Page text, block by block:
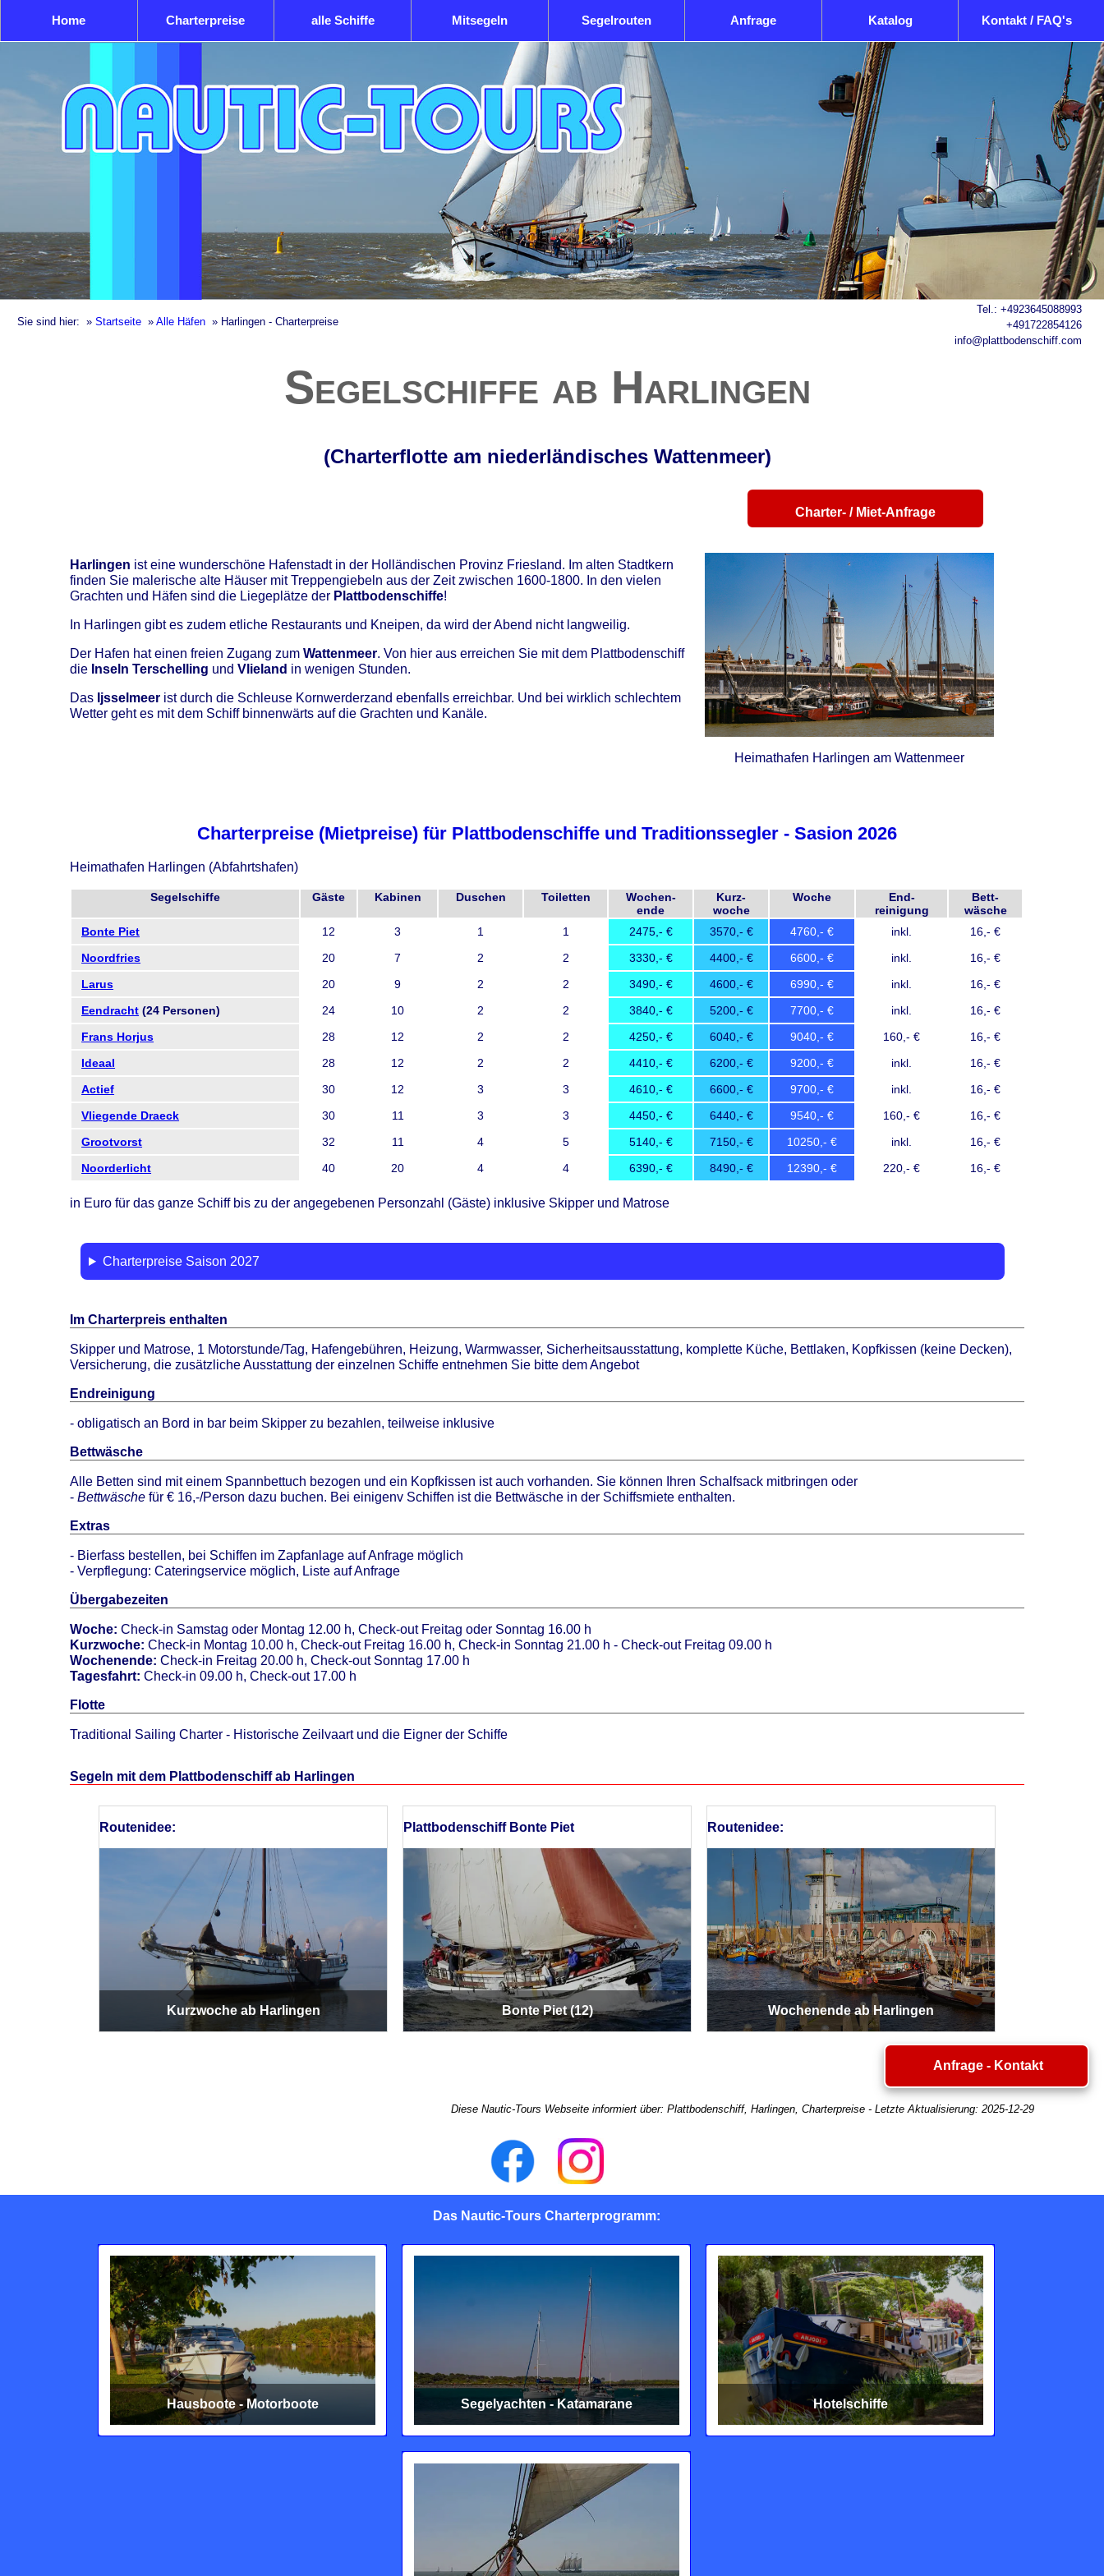
Home Charterpreise alle Schiffe Mitsegeln Segelrouten Anfrage Katalog Kontakt / FAQ's
Sie sind hier: » Startseite » Alle Häfen » Harlingen - Charterpreise
Tel.: +4923645088993
+491722854126
info@plattbodenschiff.com
Segelschiffe ab Harlingen
(Charterflotte am niederländisches Wattenmeer)
Charter- / Miet-Anfrage
Harlingen ist eine wunderschöne Hafenstadt in der Holländischen Provinz Friesland. Im alten Stadtkern
finden Sie malerische alte Häuser mit Treppengiebeln aus der Zeit zwischen 1600-1800. In den vielen
Grachten und Häfen sind die Liegeplätze der Plattbodenschiffe!
In Harlingen gibt es zudem etliche Restaurants und Kneipen, da wird der Abend nicht langweilig.
Der Hafen hat einen freien Zugang zumWattenmeer. Von hier aus erreichen Sie mit dem Plattbodenschiff
die Inseln Terschelling undVlieland in wenigen Stunden.
Das Ijsselmeer ist durch die Schleuse Kornwerderzand ebenfalls erreichbar. Und bei wirklich schlechtem
Wetter geht es mit dem Schiff binnenwärts auf die Grachten und Kanäle.
Heimathafen Harlingen am Wattenmeer
Charterpreise (Mietpreise) für Plattbodenschiffe und Traditionssegler - Sasion 2026
Heimathafen Harlingen (Abfahrtshafen)
Segelschiffe Gäste Kabinen Duschen Toiletten
Wochen-
ende
Kurz-
woche
Woche
End-
reinigung
Bett-
wäsche
Bonte Piet
12 3 1 1 2475 3570 4760 inkl.
16
Noordfries
20 7 2 2 3330 4400 6600 inkl.
16
Larus
20 9 2 2 3490 4600 6990 inkl.
16
Eendracht (24 Personen) 24 10 2 2 3840 5200 7700 inkl.
16
Frans Horjus
28 12 2 2 4250 6040 9040 160
16
Ideaal
28 12 2 2 4410 6200 9200 inkl.
16
Actief
30 12 3 3 4610 6600 9700 inkl.
16
Vliegende Draeck
30 11 3 3 4450 6440 9540 160
16
Grootvorst
32 11 4 5 5140 7150 10250 inkl.
16
Noorderlicht
40 20 4 4 6390 8490 12390 220 16
in Euro für das ganze Schiff bis zu der angegebenen Personzahl (Gäste) inklusive Skipper und Matrose
Charterpreise Saison 2027
Im Charterpreis enthalten
Skipper und Matrose, 1 Motorstunde/Tag, Hafengebühren, Heizung, Warmwasser, Sicherheitsausstattung, komplette Küche, Bettlaken, Kopfkissen (keine Decken),
Versicherung, die zusätzliche Ausstattung der einzelnen Schiffe entnehmen Sie bitte dem Angebot
Endreinigung
- obligatisch an Bord in bar beim Skipper zu bezahlen, teilweise inklusive
Bettwäsche
Alle Betten sind mit einem Spannbettuch bezogen und ein Kopfkissen ist auch vorhanden. Sie können Ihren Schalfsack mitbringen oder
-Bettwäsche für € 16,-/Person dazu buchen. Bei einigenv Schiffen ist die Bettwäsche in der Schiffsmiete enthalten.
Extras
- Bierfass bestellen, bei Schiffen im Zapfanlage auf Anfrage möglich
- Verpflegung: Cateringservice möglich, Liste auf Anfrage
Übergabezeiten
Woche: Check-in Samstag oder Montag 12.00 h, Check-out Freitag oder Sonntag 16.00 h
Kurzwoche: Check-in Montag 10.00 h, Check-out Freitag 16.00 h, Check-in Sonntag 21.00 h - Check-out Freitag 09.00 h
Wochenende: Check-in Freitag 20.00 h, Check-out Sonntag 17.00 h
Tagesfahrt: Check-in 09.00 h, Check-out 17.00 h
Flotte
Traditional Sailing Charter - Historische Zeilvaart und die Eigner der Schiffe
Segeln mit dem Plattbodenschiff ab Harlingen
Routenidee:
Kurzwoche ab Harlingen
Plattbodenschiff Bonte Piet
Bonte Piet (12)
Routenidee:
Wochenende ab Harlingen
Anfrage - Kontakt
Diese Nautic-Tours Webseite informiert über: Plattbodenschiff, Harlingen, Charterpreise- Letzte Aktualisierung: 2025-12-29
Das Nautic-Tours Charterprogramm:
Hausboote - Motorboote Segelyachten - Katamarane Hotelschiffe